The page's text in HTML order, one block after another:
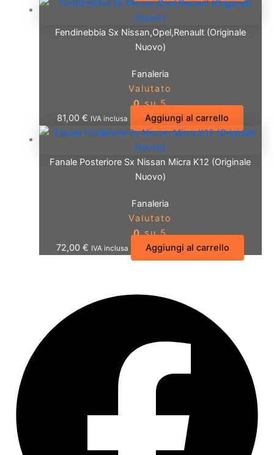
Fendinebbia Sx Nissan,Opel,Renault (Originale
Nuovo)
Fanaleria
Valutato
0su 5
81,00€ IVA inclusa Aggiungi al carrello
Fanale Posteriore Sx Nissan Micra K12 (Originale
Nuovo)
Fanaleria
Valutato
0su 5
72,00€ IVA inclusa Aggiungi al carrello